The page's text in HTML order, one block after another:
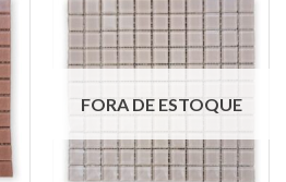
FORA DE ESTOQUE